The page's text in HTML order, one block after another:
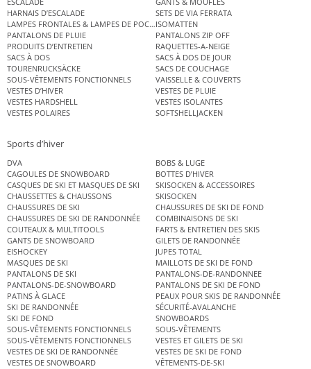
HARNAIS D’ESCALADE
SETS DE VIA FERRATA
LAMPES FRONTALES & LAMPES DE POCHEISOMATTEN
PANTALONS DE PLUIE
PANTALONS ZIP OFF
PRODUITS D’ENTRETIEN
RAQUETTES-A-NEIGE
SACS À DOS
SACS À DOS DE JOUR
TOURENRUCKSÄCKE
SACS DE COUCHAGE
SOUS-VÊTEMENTS FONCTIONNELS
VAISSELLE & COUVERTS
VESTES D’HIVER
VESTES DE PLUIE
VESTES HARDSHELL
VESTES ISOLANTES
VESTES POLAIRES
SOFTSHELLJACKEN
Sports d’hiver
DVA
BOBS & LUGE
CAGOULES DE SNOWBOARD
BOTTES D’HIVER
CASQUES DE SKI ET MASQUES DE SKI
SKISOCKEN & ACCESSOIRES
CHAUSSETTES & CHAUSSONS
SKISOCKEN
CHAUSSURES DE SKI
CHAUSSURES DE SKI DE FOND
CHAUSSURES DE SKI DE RANDONNÉE
COMBINAISONS DE SKI
COUTEAUX & MULTITOOLS
FARTS & ENTRETIEN DES SKIS
GANTS DE SNOWBOARD
GILETS DE RANDONNÉE
EISHOCKEY
JUPES TOTAL
MASQUES DE SKI
MAILLOTS DE SKI DE FOND
PANTALONS DE SKI
PANTALONS-DE-RANDONNEE
PANTALONS-DE-SNOWBOARD
PANTALONS DE SKI DE FOND
PATINS À GLACE
PEAUX POUR SKIS DE RANDONNÉE
SKI DE RANDONNÉE
SÉCURITÉ-AVALANCHE
SKI DE FOND
SNOWBOARDS
SOUS-VÊTEMENTS FONCTIONNELS
SOUS-VÊTEMENTS
SOUS-VÊTEMENTS FONCTIONNELS
VESTES ET GILETS DE SKI
VESTES DE SKI DE RANDONNÉE
VESTES DE SKI DE FOND
VESTES DE SNOWBOARD
VÊTEMENTS-DE-SKI